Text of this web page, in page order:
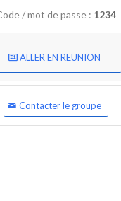
/ mot de passe : 1234
ALLER EN REUNION
Contacter le groupe